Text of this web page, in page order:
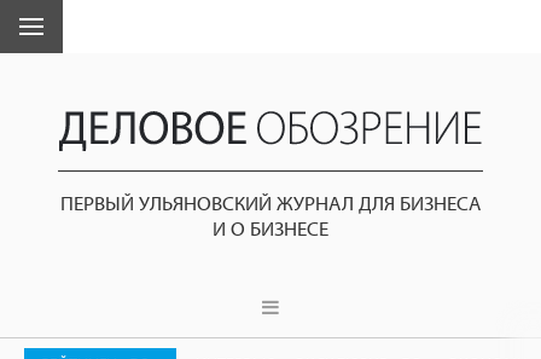
ПЕРВЫЙ УЛЬЯНОВСКИЙ ЖУРНАЛ ДЛЯ БИЗНЕСА
И О БИЗНЕСЕ